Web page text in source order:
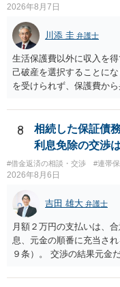
2026年8月7日
川添 圭 弁護士
生活保護費以外に収入を
己破産を選択することに
を受けられず、保護費か
士費用は法テラスが負担
くれるため、弁護士へ自
8
相続した保証債
利息免除の交渉
#借金返済の相談・交渉 #連帯
2026年8月6日
吉田 雄大 弁護士
月額２万円の支払いは、
息、元金の順番に充当さ
９条）。 交渉の結果元金
ることには消極的なこと